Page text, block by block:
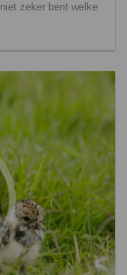
zeker bent welke